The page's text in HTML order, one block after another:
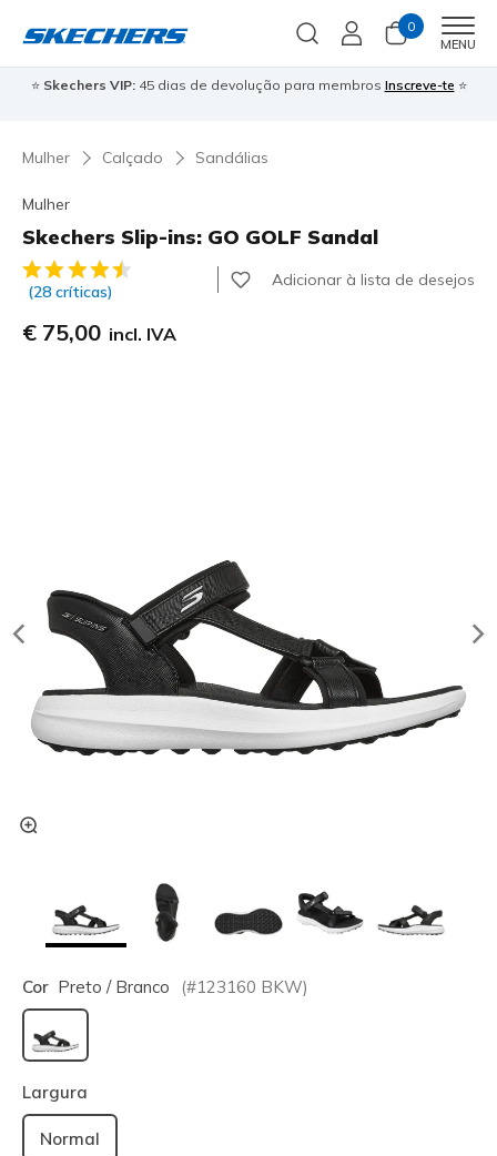
0
MENU
⭐ Skechers VIP:45 dias de devolução para membros Inscreve-te ⭐
Mulher Calçado Sandálias
Mulher
Skechers Slip-ins: GO GOLF Sandal
3$5 de 5 – Classificação do cliente
(28 críticas)
Adicionar à lista de desejos
€ 75,00 incl. IVA
Cor Preto / Branco (#123160 BKW)
selecionado
Largura
Normal